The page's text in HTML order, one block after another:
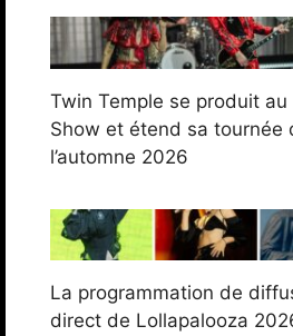
Twin Temple se produit au
Show et étend sa tournée
l’automne 2026
La programmation de
direct de Lollapalooza